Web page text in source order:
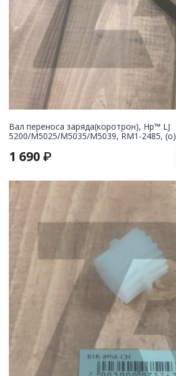
Вал переноса заряда(коротрон), Hp™ LJ
5200/M5025/M5035/M5039, RM1-2485, (о)
1 690 ₽